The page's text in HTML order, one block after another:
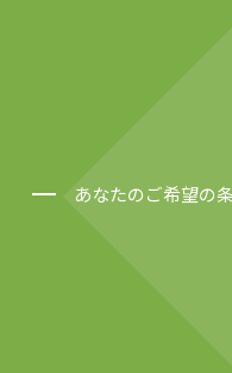
あなたのご希望の